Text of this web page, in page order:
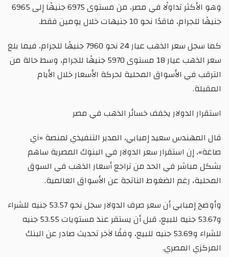
وهو الأكثر تداولًا في مصر، من مستوى 6975 جنيهًا إلى 6965
جنيهًا للجرام، فاقدًا نحو 10 جنيهات خلال يومين فقط.
كما سجل سعر الذهب عيار 24 نحو 7960 جنيهًا للجرام، فيما بلغ
سعر الذهب عيار 18 مستوى 5970 جنيهًا للجرام، وسط حالة من
الترقب في الأسواق المحلية لحركة الأسعار خلال الأيام
المقبلة.
استقرار الدولار يخفف خسائر الذهب في مصر
قال المهندس سعيد إمبابي، المدير التنفيذي لمنصة «آي
صاغة»، إن استقرار سعر الدولار في البنوك المصرية ساهم
بشكل مباشر في الحد من تراجع أسعار الذهب في السوق
المحلية، رغم الضغوط الناتجة عن الأسواق العالمية.
وأوضح إمبابي أن سعر صرف الدولار سجل نحو 53.57 جنيه للشراء
و53.67 جنيه للبيع، قبل أن يستقر عند مستويات 53.55 جنيه
للشراء و53.69 جنيه للبيع، وفقًا لآخر تحديث صادر عن البنك
المركزي المصري.